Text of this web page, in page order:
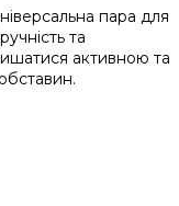
пара для
та
активною та